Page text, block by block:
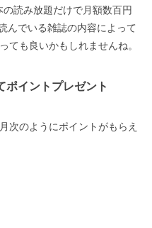
読み放題だけで月額数百円
んでいる雑誌の内容によって
ても良いかもしれませんね。
ポイントプレゼント
次のようにポイントがもらえ